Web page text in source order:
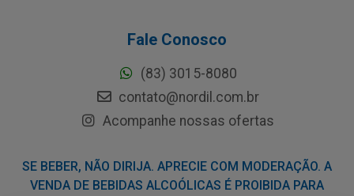
Fale Conosco
(83) 3015-8080
contato@nordil.com.br
Acompanhe nossas ofertas
SE BEBER, NÃO DIRIJA. APRECIE COM MODERAÇÃO. A
VENDA DE BEBIDAS ALCOÓLICAS É PROIBIDA PARA